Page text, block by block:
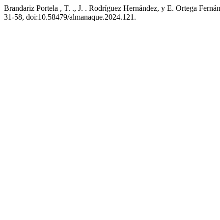
Brandariz Portela , T. ., J. . Rodríguez Hernández, y E. Ortega
31-58, doi:10.58479/almanaque.2024.121.